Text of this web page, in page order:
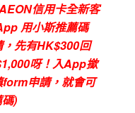
信用卡全新客
用小斯推薦碼
先有HK$300回
呀！入App撳
form申請，就會可
)